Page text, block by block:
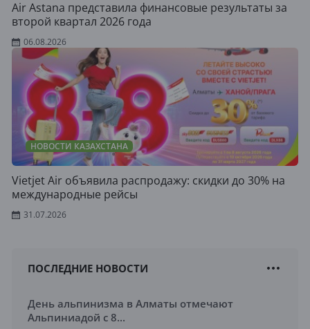
Air Astana представила финансовые результаты за
второй квартал 2026 года
06.08.2026
НОВОСТИ КАЗАХСТАНА
Vietjet Air объявила распродажу: скидки до 30% на
международные рейсы
31.07.2026
ПОСЛЕДНИЕ НОВОСТИ
День альпинизма в Алматы отмечают
Альпиниадой с 8...